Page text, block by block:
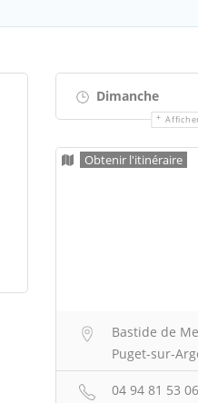
Dimanche
Obtenir l'itinéraire
Bastide de
Puget-sur-
04 94 81 53 06